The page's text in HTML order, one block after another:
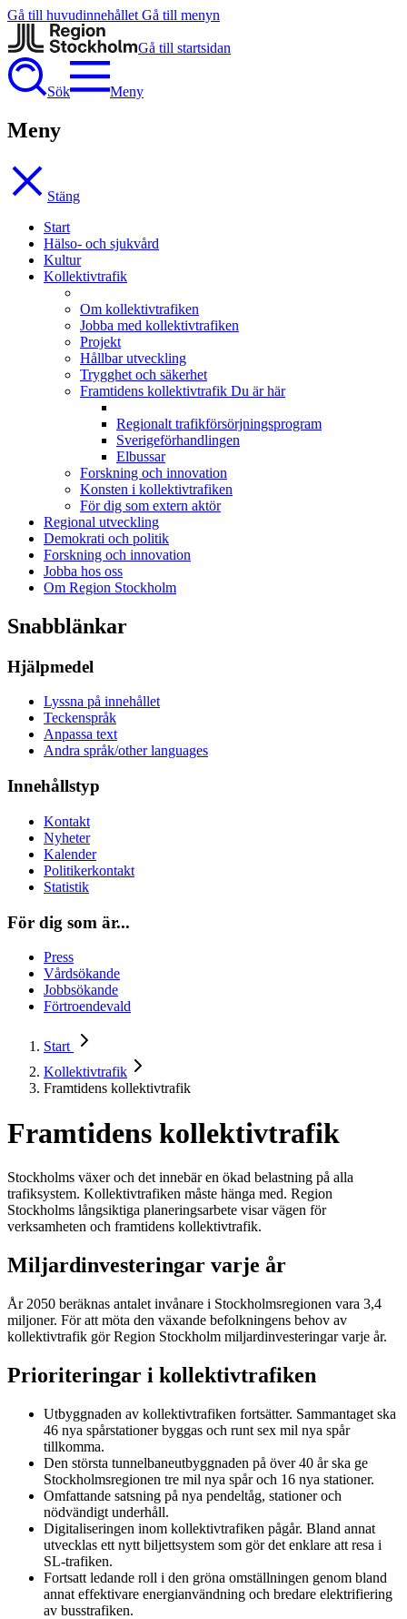
Gå till huvudinnehållet Gå till menyn
Gå till startsidan
Sök Meny
Meny
Stäng
Start
Hälso- och sjukvård
Kultur
Kollektivtrafik
Om kollektivtrafiken
Jobba med kollektivtrafiken
Projekt
Hållbar utveckling
Trygghet och säkerhet
Framtidens kollektivtrafik Du är här
Regionalt trafikförsörjningsprogram
Sverigeförhandlingen
Elbussar
Forskning och innovation
Konsten i kollektivtrafiken
För dig som extern aktör
Regional utveckling
Demokrati och politik
Forskning och innovation
Jobba hos oss
Om Region Stockholm
Snabblänkar
Hjälpmedel
Lyssna på innehållet
Teckenspråk
Anpassa text
Andra språk/other languages
Innehållstyp
Kontakt
Nyheter
Kalender
Politikerkontakt
Statistik
För dig som är...
Press
Vårdsökande
Jobbsökande
Förtroendevald
Start
Kollektivtrafik
Framtidens kollektivtrafik
Framtidens kollektivtrafik
Stockholms växer och det innebär en ökad belastning på alla
trafiksystem. Kollektivtrafiken måste hänga med. Region
Stockholms långsiktiga planeringsarbete visar vägen för
verksamheten och framtidens kollektivtrafik.
Miljardinvesteringar varje år
År 2050 beräknas antalet invånare i Stockholmsregionen vara 3,4
miljoner. För att möta den växande befolkningens behov av
kollektivtrafik gör Region Stockholm miljardinvesteringar varje år.
Prioriteringar i kollektivtrafiken
Utbyggnaden av kollektivtrafiken fortsätter. Sammantaget ska
46 nya spårstationer byggas och runt sex mil nya spår
tillkomma.
Den största tunnelbaneutbyggnaden på över 40 år ska ge
Stockholmsregionen tre mil nya spår och 16 nya stationer.
Omfattande satsning på nya pendeltåg, stationer och
nödvändigt underhåll.
Digitaliseringen inom kollektivtrafiken pågår. Bland annat
utvecklas ett nytt biljettsystem som gör det enklare att resa i
SL-trafiken.
Fortsatt ledande roll i den gröna omställningen genom bland
annat effektivare energianvändning och bredare elektrifiering
av busstrafiken.